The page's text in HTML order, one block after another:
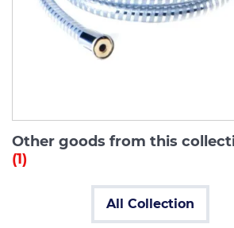
Other goods from this
(1)
All Collection